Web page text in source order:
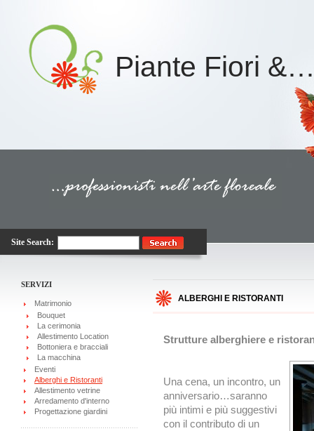
Piante Fiori
Site Search:
SERVIZI
Matrimonio
Bouquet
La cerimonia
Allestimento Location
Bottoniera e bracciali
La macchina
Eventi
Alberghi e Ristoranti
Allestimento vetrine
Arredamento d'interno
Progettazione giardini
ALBERGHI E RISTORANTI
Strutture alberghiere e
Una cena, un incontro, un
anniversario…saranno
più intimi e più suggestivi
con il contributo di un